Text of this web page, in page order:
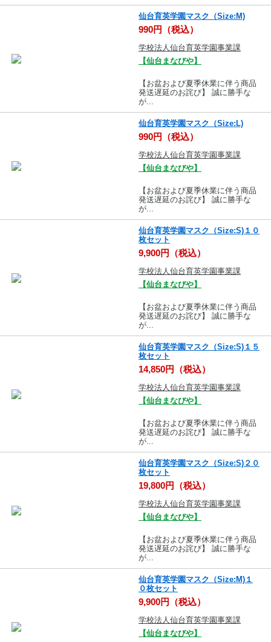
仙台育英学園マスク（Size:M)
990円（税込）
学校法人仙台育英学園事業課
【仙台まなびや】
【お盆および夏季休業に伴う商品
発送遅延のお詫び】 誠に勝手な
が...
仙台育英学園マスク（Size:L)
990円（税込）
学校法人仙台育英学園事業課
【仙台まなびや】
【お盆および夏季休業に伴う商品
発送遅延のお詫び】 誠に勝手な
が...
仙台育英学園マスク（Size:S)１０
枚セット
9,900円（税込）
学校法人仙台育英学園事業課
【仙台まなびや】
【お盆および夏季休業に伴う商品
発送遅延のお詫び】 誠に勝手な
が...
仙台育英学園マスク（Size:S)１５
枚セット
14,850円（税込）
学校法人仙台育英学園事業課
【仙台まなびや】
【お盆および夏季休業に伴う商品
発送遅延のお詫び】 誠に勝手な
が...
仙台育英学園マスク（Size:S)２０
枚セット
19,800円（税込）
学校法人仙台育英学園事業課
【仙台まなびや】
【お盆および夏季休業に伴う商品
発送遅延のお詫び】 誠に勝手な
が...
仙台育英学園マスク（Size:M)１
０枚セット
9,900円（税込）
学校法人仙台育英学園事業課
【仙台まなびや】